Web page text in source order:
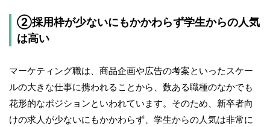
②採用枠が少ないにもかかわらず学生からの人気
は高い
マーケティング職は、商品企画や広告の考案といったスケー
ルの大きな仕事に携われることから、数ある職種のなかでも
花形的なポジションといわれています。そのため、新卒者向
けの求人が少ないにもかかわらず、学生からの人気は非常に